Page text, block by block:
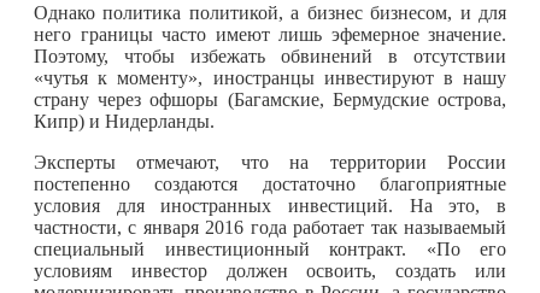
Однако политика политикой, а бизнес бизнесом, и для
него границы часто имеют лишь эфемерное значение.
Поэтому, чтобы избежать обвинений в отсутствии
«чутья к моменту», иностранцы инвестируют в нашу
страну через офшоры (Багамские, Бермудские острова,
Кипр) и Нидерланды.
Эксперты отмечают, что на территории России
постепенно создаются достаточно благоприятные
условия для иностранных инвестиций. На это, в
частности, с января 2016 года работает так называемый
специальный инвестиционный контракт. «По его
условиям инвестор должен освоить, создать или